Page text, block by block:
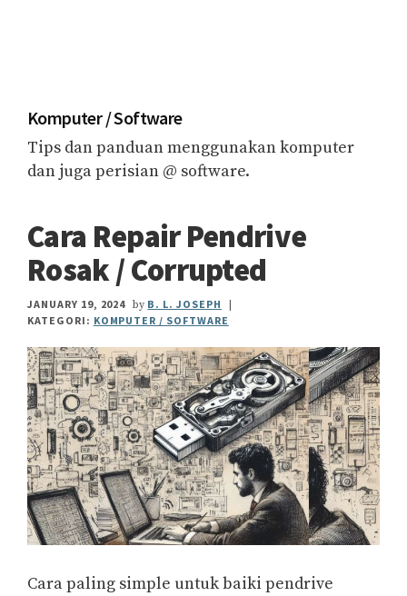
Komputer / Software
Tips dan panduan menggunakan komputer
dan juga perisian @ software.
Cara Repair Pendrive
Rosak / Corrupted
JANUARY 19, 2024 by B. L. JOSEPH
KATEGORI: KOMPUTER / SOFTWARE
Cara paling simple untuk baiki pendrive